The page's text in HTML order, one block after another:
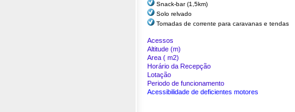
Snack-bar (1,5km)
Solo relvado
Tomadas de corrente para caravanas e tendas
Acessos
Altitude (m)
Area ( m2)
Horário da Recepção
Lotação
Periodo de funcionamento
Acessibilidade de deficientes motores